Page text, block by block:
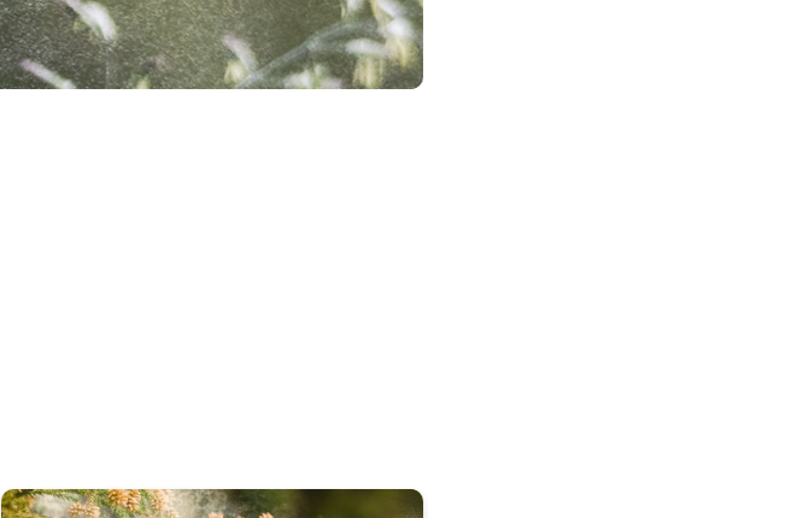
Ako meriame množstvo peľu?. Letná senná nádcha. . .